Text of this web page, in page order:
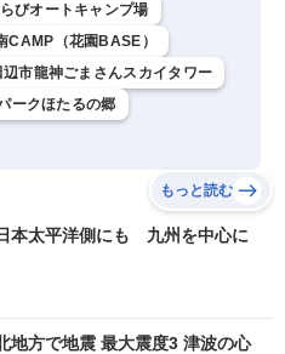
びオートキャンプ場
CAMP（花園BASE）
辺市龍神ごまさんスカイタワー
ークほたるの郷
もっと読む
本太平洋側にも 九州を中心に
地方で地震 最大震度3 津波の心